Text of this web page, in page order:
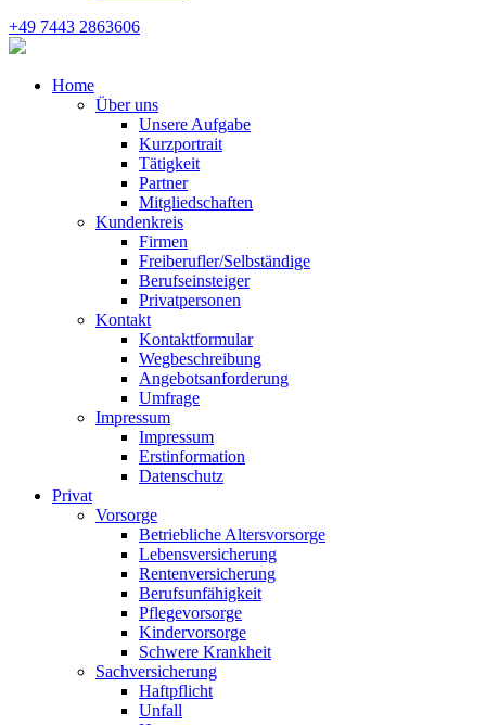
+49 7443 2863606
Home
Über uns
Unsere Aufgabe
Kurzportrait
Tätigkeit
Partner
Mitgliedschaften
Kundenkreis
Firmen
Freiberufler/Selbständige
Berufseinsteiger
Privatpersonen
Kontakt
Kontaktformular
Wegbeschreibung
Angebotsanforderung
Umfrage
Impressum
Impressum
Erstinformation
Datenschutz
Privat
Vorsorge
Betriebliche Altersvorsorge
Lebensversicherung
Rentenversicherung
Berufsunfähigkeit
Pflegevorsorge
Kindervorsorge
Schwere Krankheit
Sachversicherung
Haftpflicht
Unfall